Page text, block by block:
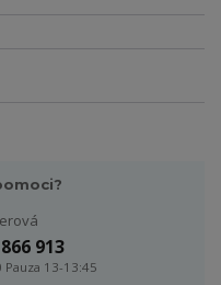
913
Pauza 13-13:45